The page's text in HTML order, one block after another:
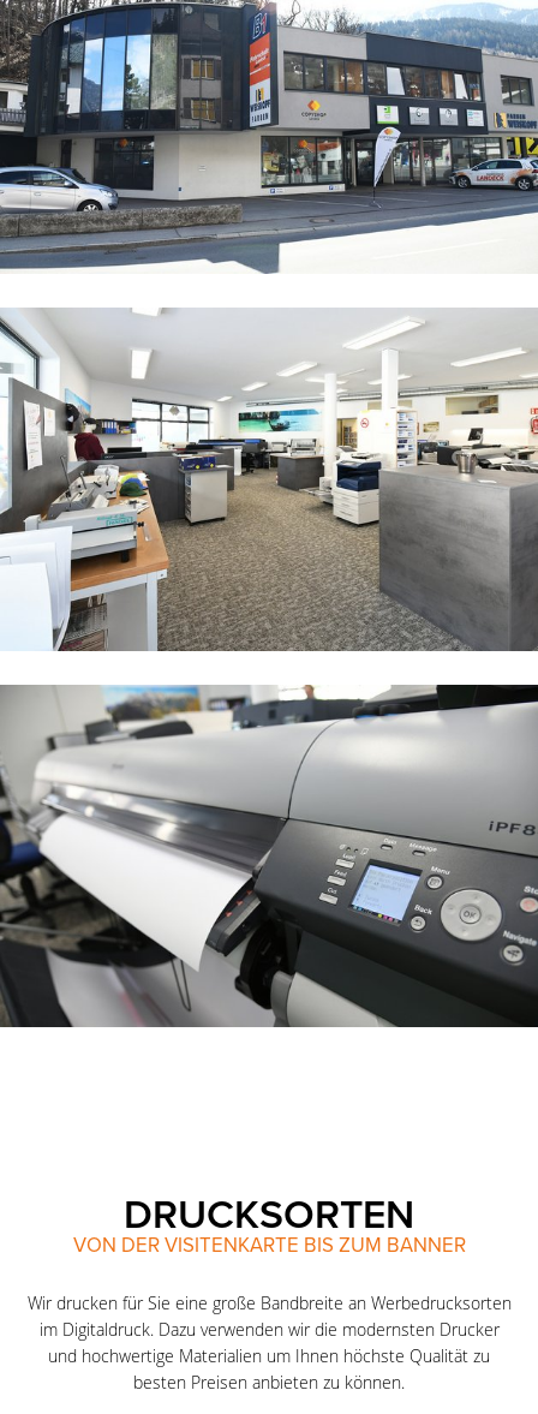
DRUCKSORTEN
VON DER VISITENKARTE BIS ZUM BANNER
Wir drucken für Sie eine große Bandbreite an Werbedrucksorten
im Digitaldruck. Dazu verwenden wir die modernsten Drucker
und hochwertige Materialien um Ihnen höchste Qualität zu
besten Preisen anbieten zu können.